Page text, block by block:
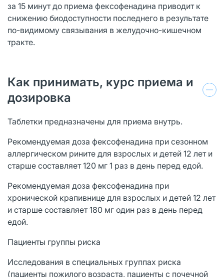
за 15 минут до приема фексофенадина приводит к
снижению биодоступности последнего в результате
по-видимому связывания в желудочно-кишечном
тракте.
Как принимать, курс приема и
дозировка
Таблетки предназначены для приема внутрь.
Рекомендуемая доза фексофенадина при сезонном
аллергическом рините для взрослых и детей 12 лет и
старше составляет 120 мг 1 раз в день перед едой.
Рекомендуемая доза фексофенадина при
хронической крапивнице для взрослых и детей 12 лет
и старше составляет 180 мг один раз в день перед
едой.
Пациенты группы риска
Исследования в специальных группах риска
(пациенты пожилого возраста, пациенты с почечной